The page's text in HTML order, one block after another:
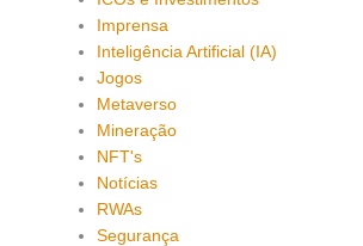
Imprensa
Inteligência Artificial (IA)
Jogos
Metaverso
Mineração
NFT's
Notícias
RWAs
Segurança